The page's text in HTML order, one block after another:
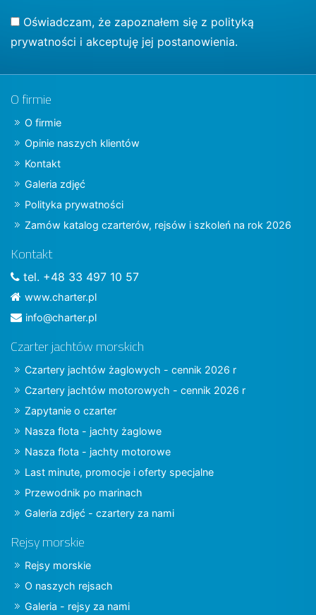
Oświadczam, że zapoznałem się z polityką
prywatności i akceptuję jej postanowienia.
O firmie
O firmie
Opinie naszych klientów
Kontakt
Galeria zdjęć
Polityka prywatności
Zamów katalog czarterów, rejsów i szkoleń na rok 2026
Kontakt
tel. +48 33 497 10 57
www.charter.pl
info@charter.pl
Czarter jachtów morskich
Czartery jachtów żaglowych - cennik 2026 r
Czartery jachtów motorowych - cennik 2026 r
Zapytanie o czarter
Nasza flota - jachty żaglowe
Nasza flota - jachty motorowe
Last minute, promocje i oferty specjalne
Przewodnik po marinach
Galeria zdjęć - czartery za nami
Rejsy morskie
Rejsy morskie
O naszych rejsach
Galeria - rejsy za nami